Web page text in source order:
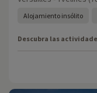
Alojamiento insólito
Descubra las